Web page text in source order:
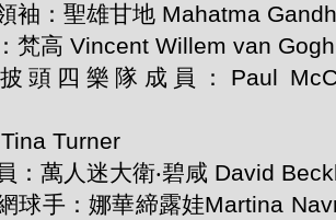
袖：聖雄甘地 Mahatma
梵高 Vincent Willem van Gogh
頭四樂隊成員：Paul
Turner
：萬人迷大衛‧碧咸 David
球手：娜華締露娃Martina